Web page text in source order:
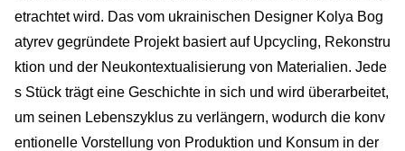
etrachtet wird. Das vom ukrainischen Designer Kolya Bog
atyrev gegründete Projekt basiert auf Upcycling, Rekonstru
ktion und der Neukontextualisierung von Materialien. Jede
s Stück trägt eine Geschichte in sich und wird überarbeitet,
um seinen Lebenszyklus zu verlängern, wodurch die konv
entionelle Vorstellung von Produktion und Konsum in der